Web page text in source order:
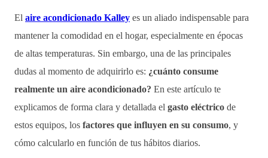
El aire acondicionado Kalley es un aliado indispensable para
mantener la comodidad en el hogar, especialmente en épocas
de altas temperaturas. Sin embargo, una de las principales
dudas al momento de adquirirlo es: ¿cuánto consume
realmente un aire acondicionado? En este artículo te
explicamos de forma clara y detallada el gasto eléctrico de
estos equipos, los factores que influyen en su consumo, y
cómo calcularlo en función de tus hábitos diarios.